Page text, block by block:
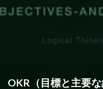
OKR（目標と主要な